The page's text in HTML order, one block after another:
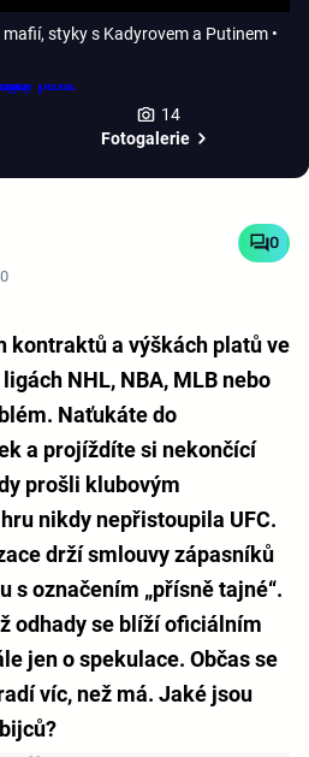
mafií, styky s Kadyrovem a Putinem •
14
Fotogalerie
0
kontraktů a výškách platů ve
NHL, NBA, MLB nebo
Naťukáte do
a projíždíte si nekončící
prošli klubovým
nikdy nepřistoupila UFC.
drží smlouvy zápasníků
s označením „přísně tajné“.
odhady se blíží oficiálním
jen o spekulace. Občas se
víc, než má. Jaké jsou